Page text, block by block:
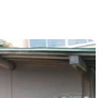
には、ツインや和洋室
美しい景色が広がりま